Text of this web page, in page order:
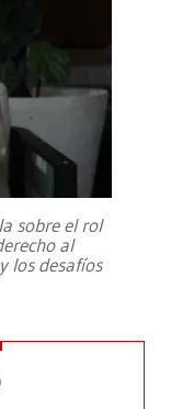
sobre el rol
al
los desafíos